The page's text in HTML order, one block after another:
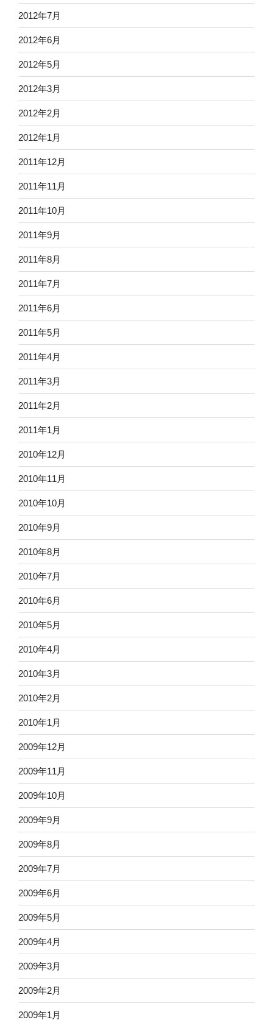
2012年7月
2012年6月
2012年5月
2012年3月
2012年2月
2012年1月
2011年12月
2011年11月
2011年10月
2011年9月
2011年8月
2011年7月
2011年6月
2011年5月
2011年4月
2011年3月
2011年2月
2011年1月
2010年12月
2010年11月
2010年10月
2010年9月
2010年8月
2010年7月
2010年6月
2010年5月
2010年4月
2010年3月
2010年2月
2010年1月
2009年12月
2009年11月
2009年10月
2009年9月
2009年8月
2009年7月
2009年6月
2009年5月
2009年4月
2009年3月
2009年2月
2009年1月